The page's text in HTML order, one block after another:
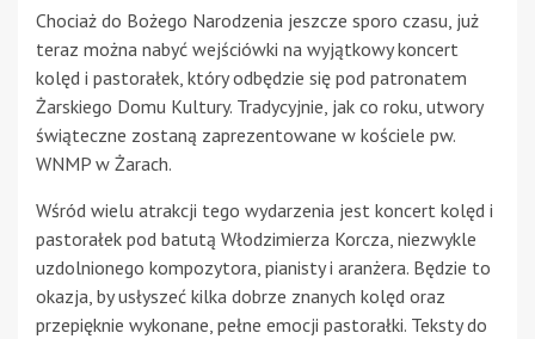
Chociaż do Bożego Narodzenia jeszcze sporo czasu, już
teraz można nabyć wejściówki na wyjątkowy koncert
kolęd i pastorałek, który odbędzie się pod patronatem
Żarskiego Domu Kultury. Tradycyjnie, jak co roku, utwory
świąteczne zostaną zaprezentowane w kościele pw.
WNMP w Żarach.
Wśród wielu atrakcji tego wydarzenia jest koncert kolęd i
pastorałek pod batutą Włodzimierza Korcza, niezwykle
uzdolnionego kompozytora, pianisty i aranżera. Będzie to
okazja, by usłyszeć kilka dobrze znanych kolęd oraz
przepięknie wykonane, pełne emocji pastorałki. Teksty do